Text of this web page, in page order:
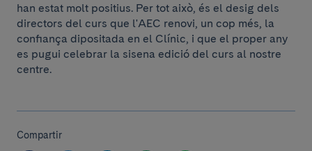
han estat molt positius. Per tot això, és el desig dels
directors del curs que l'AEC renovi, un cop més, la
confiança dipositada en el Clínic, i que el proper any
es pugui celebrar la sisena edició del curs al nostre
centre.
Compartir